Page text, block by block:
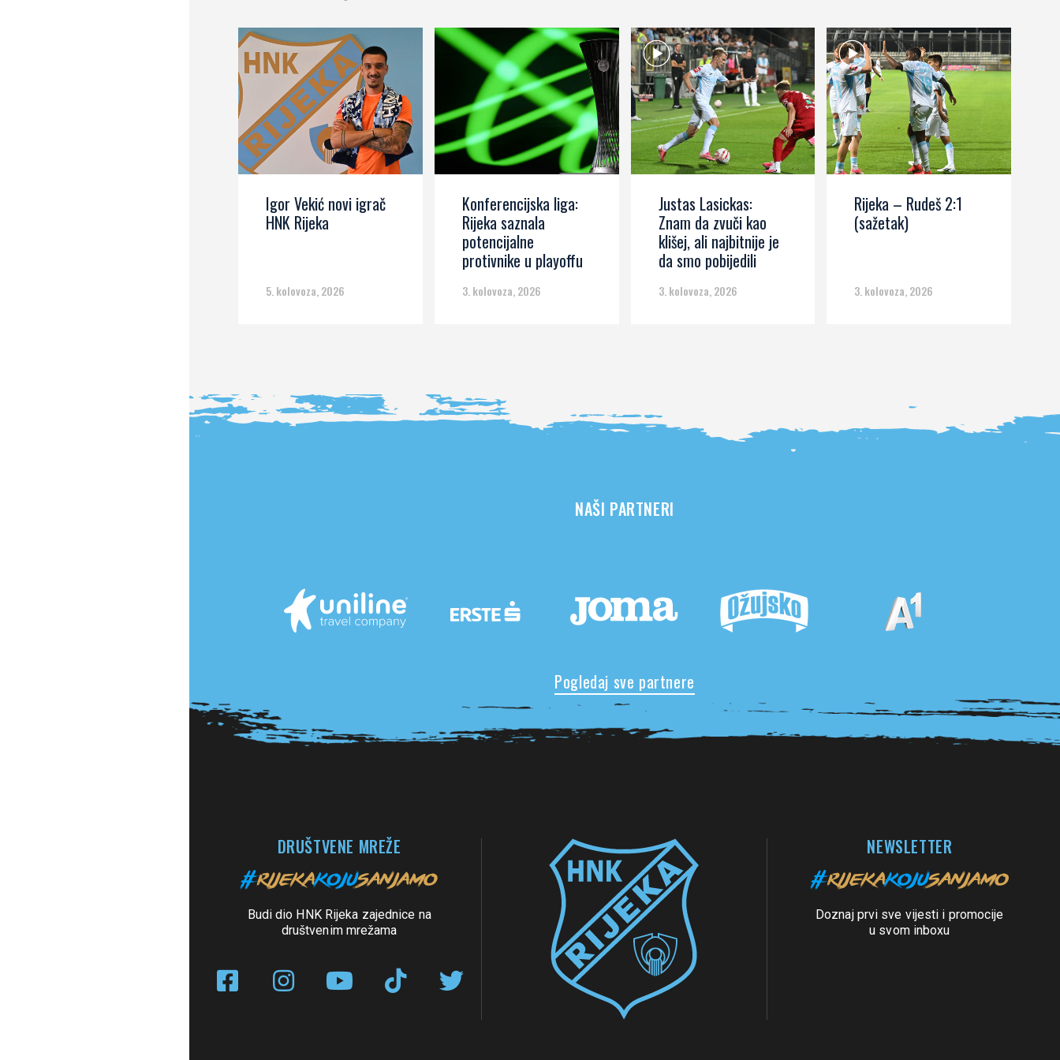
Igor Vekić novi igrač
HNK Rijeka
5. kolovoza, 2026
Konferencijska liga:
Rijeka saznala
potencijalne
protivnike u playoffu
3. kolovoza, 2026
Justas Lasickas:
Znam da zvuči kao
klišej, ali najbitnije je
da smo pobijedili
3. kolovoza, 2026
Rijeka – Rudeš 2:1
(sažetak)
3. kolovoza, 2026
NAŠI PARTNERI
Pogledaj sve partnere
DRUŠTVENE MREŽE
Budi dio HNK Rijeka zajednice na
društvenim mrežama
NEWSLETTER
Doznaj prvi sve vijesti i promocije
u svom inboxu